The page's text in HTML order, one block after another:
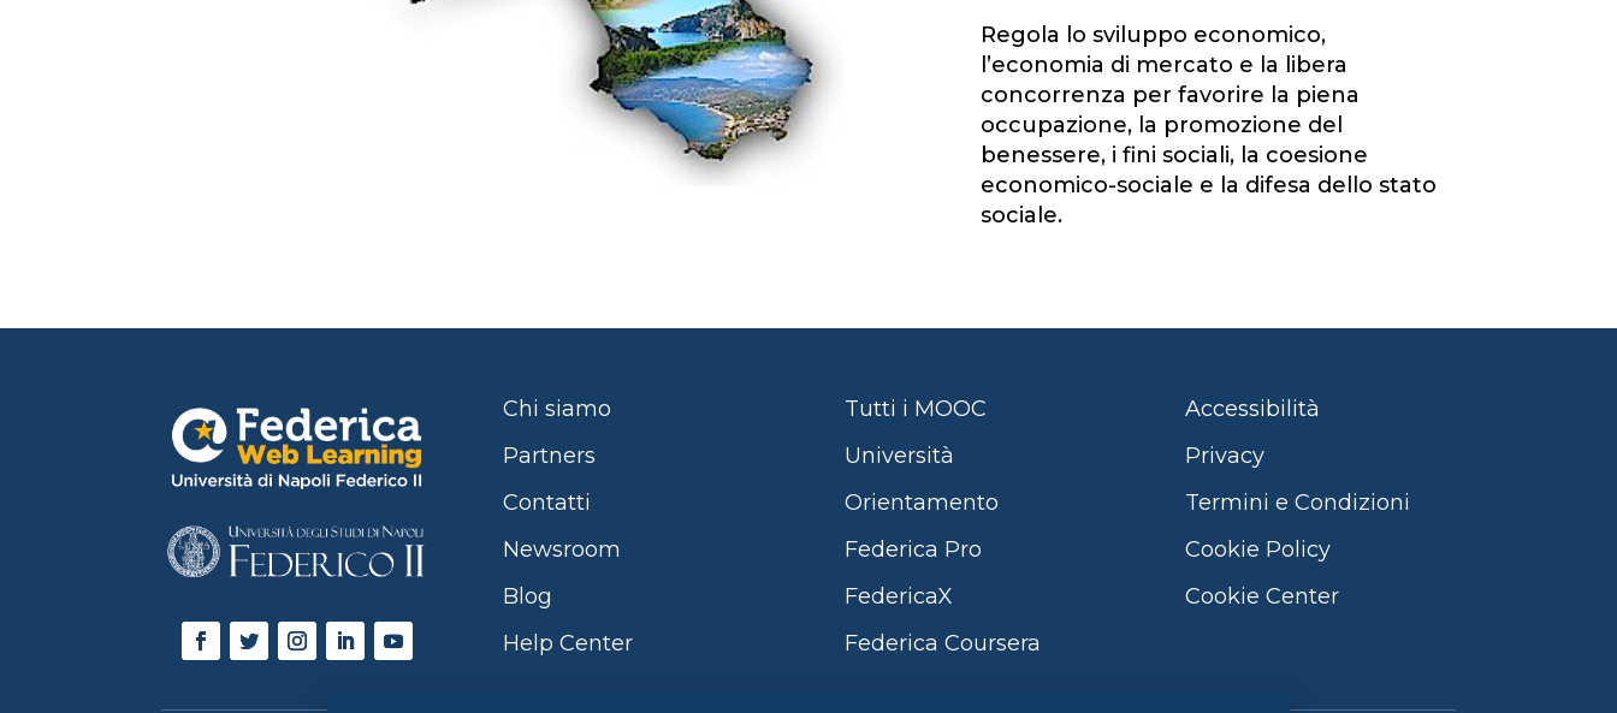
Regola lo sviluppo economico,
l’economia di mercato e la libera
concorrenza per favorire la piena
occupazione, la promozione del
benessere, i fini sociali, la coesione
economico-sociale e la difesa dello stato
sociale.
Chi siamo
Partners
Contatti
Newsroom
Blog
Help Center
Tutti i MOOC
Università
Orientamento
Federica Pro
FedericaX
Federica Coursera
Accessibilità
Privacy
Termini e Condizioni
Cookie Policy
Cookie Center